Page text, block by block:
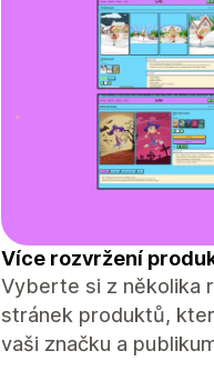
Více rozvržení
Vyberte si z několika
stránek produktů,
vaši značku a